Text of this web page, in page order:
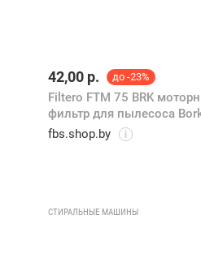
42,00 р. до -23%
Filtero FTM 75 BRK
фильтр для пылесоса
fbs.shop.by
i
СТИРАЛЬНЫЕ МАШИНЫ